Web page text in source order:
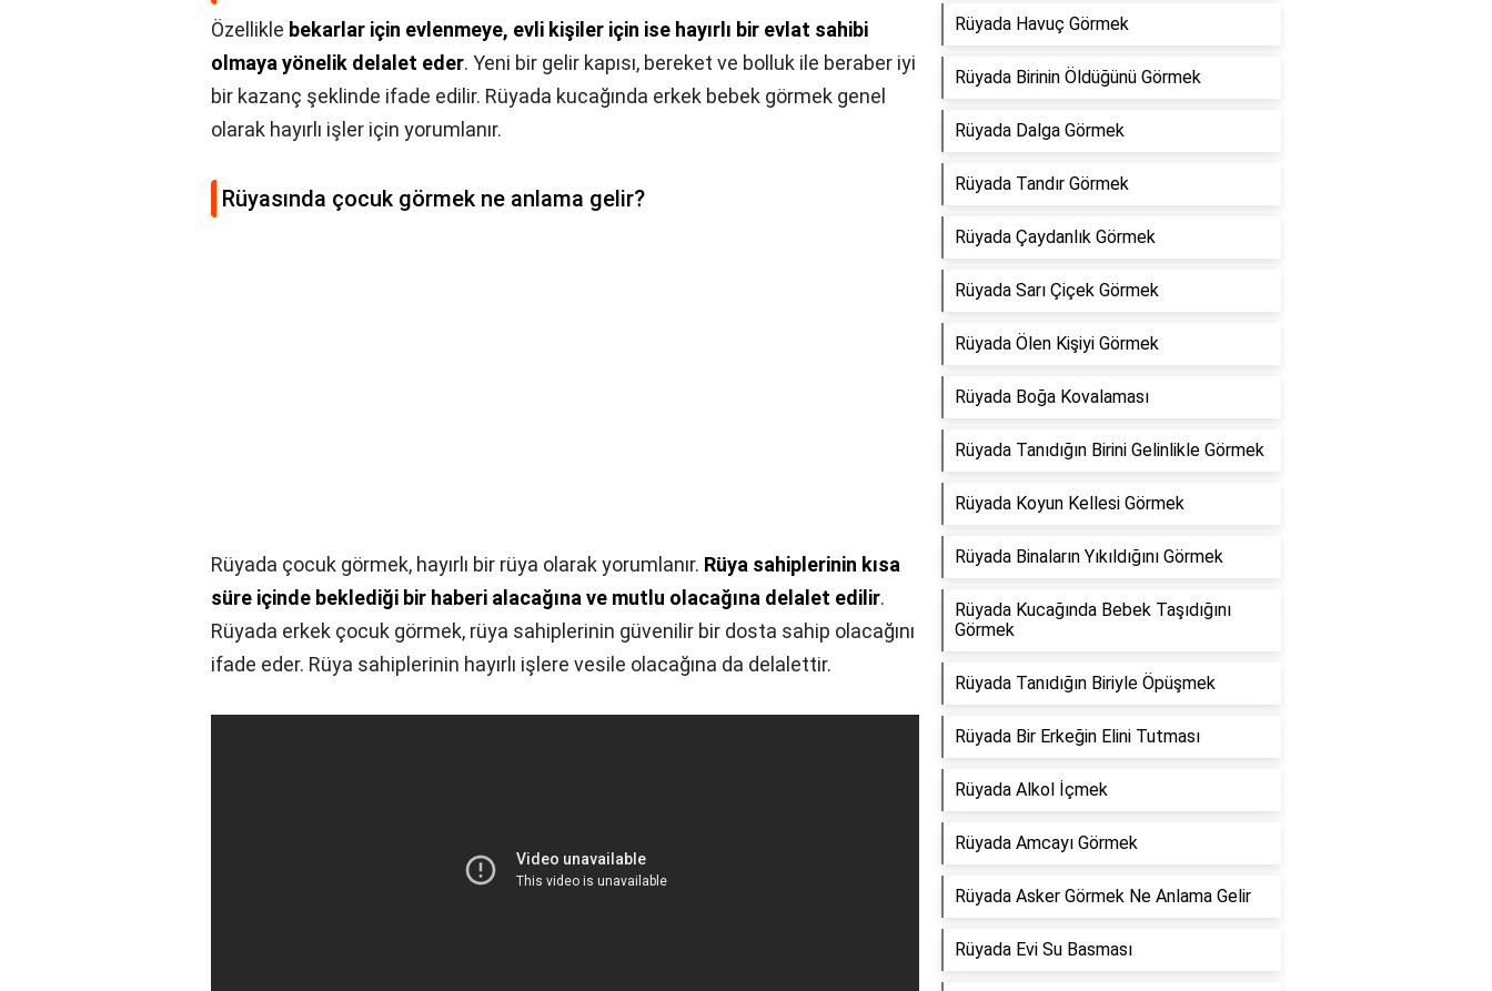
Özellikle bekarlar için evlenmeye, evli kişiler için ise hayırlı bir evlat sahibi
olmaya yönelik delalet eder. Yeni bir gelir kapısı, bereket ve bolluk ile beraber iyi
bir kazanç şeklinde ifade edilir. Rüyada kucağında erkek bebek görmek genel
olarak hayırlı işler için yorumlanır.
Rüyasında çocuk görmek ne anlama gelir?
Rüyada çocuk görmek, hayırlı bir rüya olarak yorumlanır. Rüya sahiplerinin kısa
süre içinde beklediği bir haberi alacağına ve mutlu olacağına delalet edilir.
Rüyada erkek çocuk görmek, rüya sahiplerinin güvenilir bir dosta sahip olacağını
ifade eder. Rüya sahiplerinin hayırlı işlere vesile olacağına da delalettir.
Rüyada Havuç Görmek
Rüyada Birinin Öldüğünü Görmek
Rüyada Dalga Görmek
Rüyada Tandır Görmek
Rüyada Çaydanlık Görmek
Rüyada Sarı Çiçek Görmek
Rüyada Ölen Kişiyi Görmek
Rüyada Boğa Kovalaması
Rüyada Tanıdığın Birini Gelinlikle Görmek
Rüyada Koyun Kellesi Görmek
Rüyada Binaların Yıkıldığını Görmek
Rüyada Kucağında Bebek Taşıdığını
Görmek
Rüyada Tanıdığın Biriyle Öpüşmek
Rüyada Bir Erkeğin Elini Tutması
Rüyada Alkol İçmek
Rüyada Amcayı Görmek
Rüyada Asker Görmek Ne Anlama Gelir
Rüyada Evi Su Basması